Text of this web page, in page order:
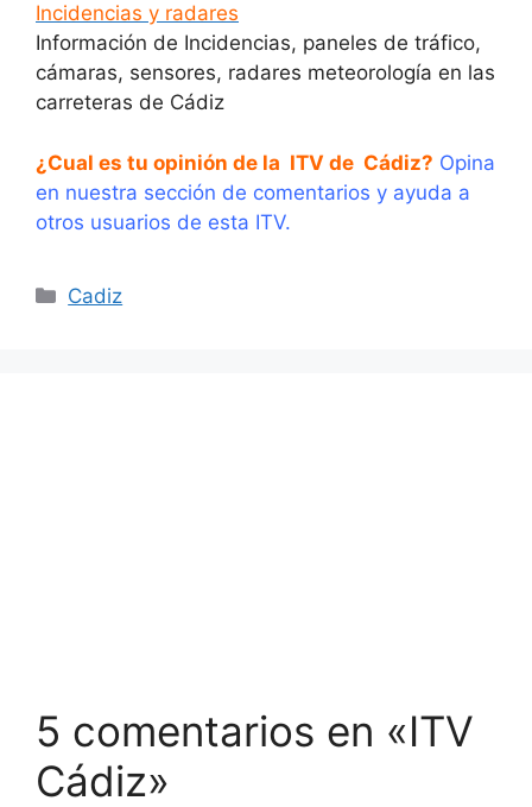
Incidencias y radares
Información de Incidencias, paneles de tráfico,
cámaras, sensores, radares meteorología en las
carreteras de Cádiz
¿Cual es tu opinión de la ITV de Cádiz? Opina
en nuestra sección de comentarios y ayuda a
otros usuarios de esta ITV.
Categorías
Cadiz
5 comentarios en «ITV
Cádiz»